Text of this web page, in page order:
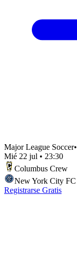
Major League Soccer•
Mié 22 jul • 23:30
Columbus Crew
New York City FC
Registrarse Gratis